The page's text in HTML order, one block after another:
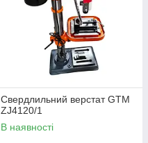
Свердлильний верстат GTM
ZJ4120/1
В наявності